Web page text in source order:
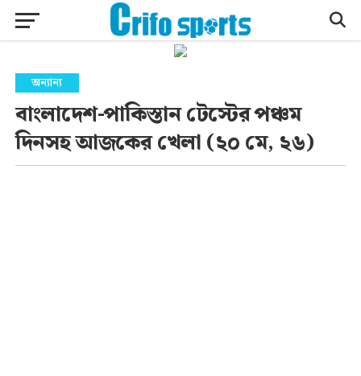
অন্যান্য
বাংলাদেশ-পাকিস্তান টেস্টের পঞ্চম
দিনসহ আজকের খেলা (২০ মে, ২৬)